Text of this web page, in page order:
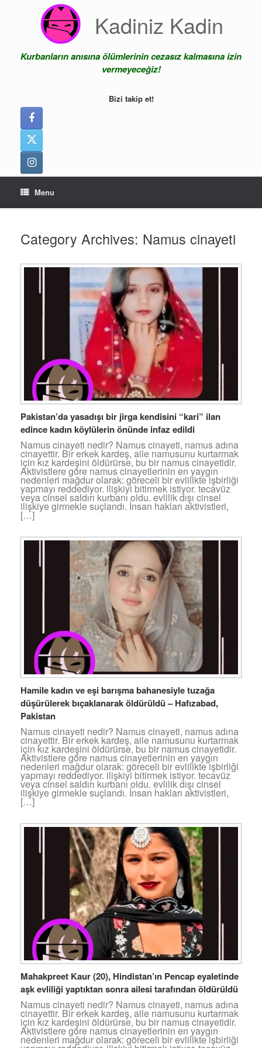
Kadiniz Kadin
Kurbanların anısına ölümlerinin cezasız kalmasına izin
vermeyeceğiz!
Bizi takip et!
Menu
Category Archives: Namus cinayeti
Pakistan’da yasadışı bir jirga kendisini “kari” ilan
edince kadın köylülerin önünde infaz edildi
Namus cinayeti nedir? Namus cinayeti, namus adına
cinayettir. Bir erkek kardeş, aile namusunu kurtarmak
için kız kardeşini öldürürse, bu bir namus cinayetidir.
Aktivistlere göre namus cinayetlerinin en yaygın
nedenleri mağdur olarak: göreceli bir evlilikte işbirliği
yapmayı reddediyor. ilişkiyi bitirmek istiyor. tecavüz
veya cinsel saldırı kurbanı oldu. evlilik dışı cinsel
ilişkiye girmekle suçlandı. İnsan hakları aktivistleri,
[…]
Hamile kadın ve eşi barışma bahanesiyle tuzağa
düşürülerek bıçaklanarak öldürüldü – Hafızabad,
Pakistan
Namus cinayeti nedir? Namus cinayeti, namus adına
cinayettir. Bir erkek kardeş, aile namusunu kurtarmak
için kız kardeşini öldürürse, bu bir namus cinayetidir.
Aktivistlere göre namus cinayetlerinin en yaygın
nedenleri mağdur olarak: göreceli bir evlilikte işbirliği
yapmayı reddediyor. ilişkiyi bitirmek istiyor. tecavüz
veya cinsel saldırı kurbanı oldu. evlilik dışı cinsel
ilişkiye girmekle suçlandı. İnsan hakları aktivistleri,
[…]
Mahakpreet Kaur (20), Hindistan’ın Pencap eyaletinde
aşk evliliği yaptıktan sonra ailesi tarafından öldürüldü
Namus cinayeti nedir? Namus cinayeti, namus adına
cinayettir. Bir erkek kardeş, aile namusunu kurtarmak
için kız kardeşini öldürürse, bu bir namus cinayetidir.
Aktivistlere göre namus cinayetlerinin en yaygın
nedenleri mağdur olarak: göreceli bir evlilikte işbirliği